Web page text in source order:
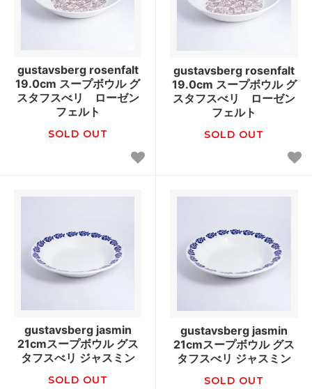
gustavsberg rosenfalt
19.0cm スープボウル グ
スタフスべリ ローゼン
フェルト
SOLD OUT
gustavsberg rosenfalt
19.0cm スープボウル グ
スタフスべリ ローゼン
フェルト
SOLD OUT
gustavsberg jasmin
21cmスープボウル グス
タフスべリ ジャスミン
SOLD OUT
gustavsberg jasmin
21cmスープボウル グス
タフスべリ ジャスミン
SOLD OUT